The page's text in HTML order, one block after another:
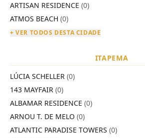
ARTISAN RESIDENCE (0)
ATMOS BEACH (0)
+ VER TODOS DESTA CIDADE
ITAPEMA
LÚCIA SCHELLER (0)
143 MAYFAIR (0)
ALBAMAR RESIDENCE (0)
ARNOU T. DE MELO (0)
ATLANTIC PARADISE TOWERS (0)